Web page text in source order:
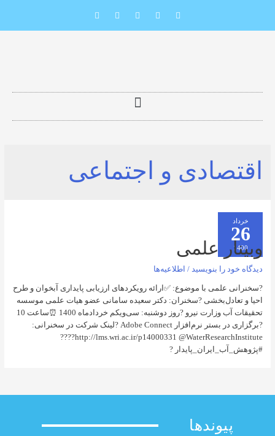
و اجتماعی
علمی
بنویسید /اطلاعیه‌ها
با موضوع: ✅ارائه رویکردهای ارزیابی پایداری آبخوان و طرح
?سخنران: دکتر سعیده سامانی عضو هیات علمی موسسه
تحقیقات آب وزارت نیرو ?روز دوشنبه: سی‌ویکم خردادماه 1400 ⏰ساعت 10
?برگزاری در بستر نرم‌افزار Adobe Connect ?لینک شرکت در سخنرانی:
http://lms.wri.ac.ir/p14000331 @WaterResearchInstitute????
?